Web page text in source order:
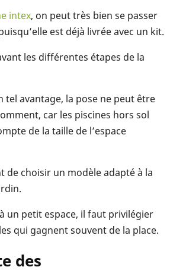
intex, on peut très bien se passer
est déjà livrée avec un kit.
les différentes étapes de la
tel avantage, la pose ne peut être
car les piscines hors sol
de la taille de l’espace
de choisir un modèle adapté à la
un petit espace, il faut privilégier
qui gagnent souvent de la place.
des